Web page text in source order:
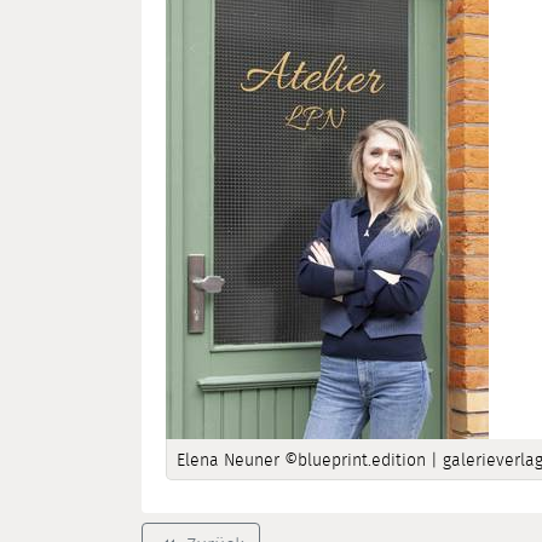
Elena Neuner ©blueprint.edition | galerieverlag